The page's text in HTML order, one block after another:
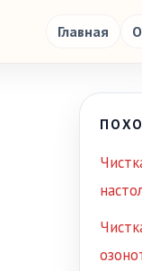
Главная